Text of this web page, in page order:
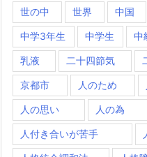
世の中 世界 中国
中学3年生 中学生 中
乳液 二十四節気
京都市 人のため
人の思い 人の為
人付き合いが苦手